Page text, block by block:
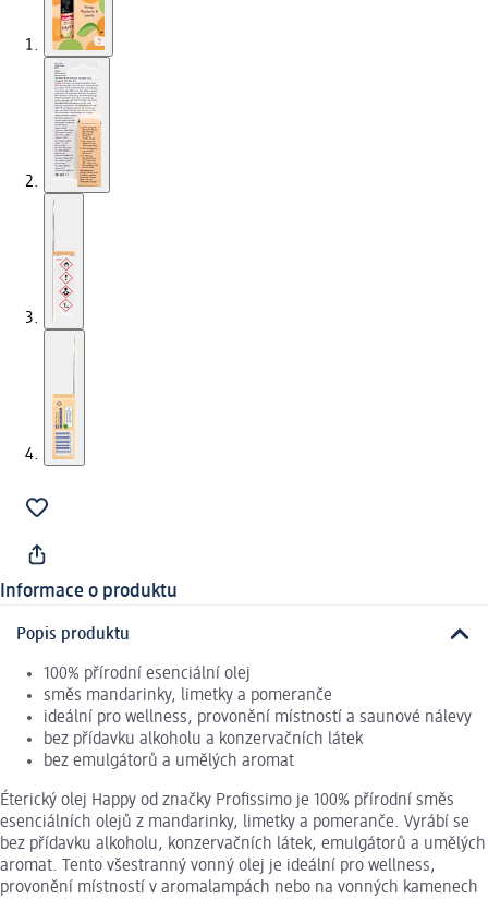
Informace o produktu
Popis produktu
100% přírodní esenciální olej
směs mandarinky, limetky a pomeranče
ideální pro wellness, provonění místností a saunové nálevy
bez přídavku alkoholu a konzervačních látek
bez emulgátorů a umělých aromat
Éterický olej Happy od značky Profissimo je 100% přírodní směs
esenciálních olejů z mandarinky, limetky a pomeranče. Vyrábí se
bez přídavku alkoholu, konzervačních látek, emulgátorů a umělých
aromat. Tento všestranný vonný olej je ideální pro wellness,
provonění místností v aromalampách nebo na vonných kamenech